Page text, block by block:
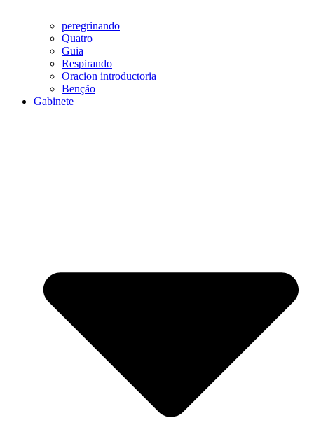
peregrinando
Quatro
Guia
Respirando
Oracion introductoria
Benção
Gabinete